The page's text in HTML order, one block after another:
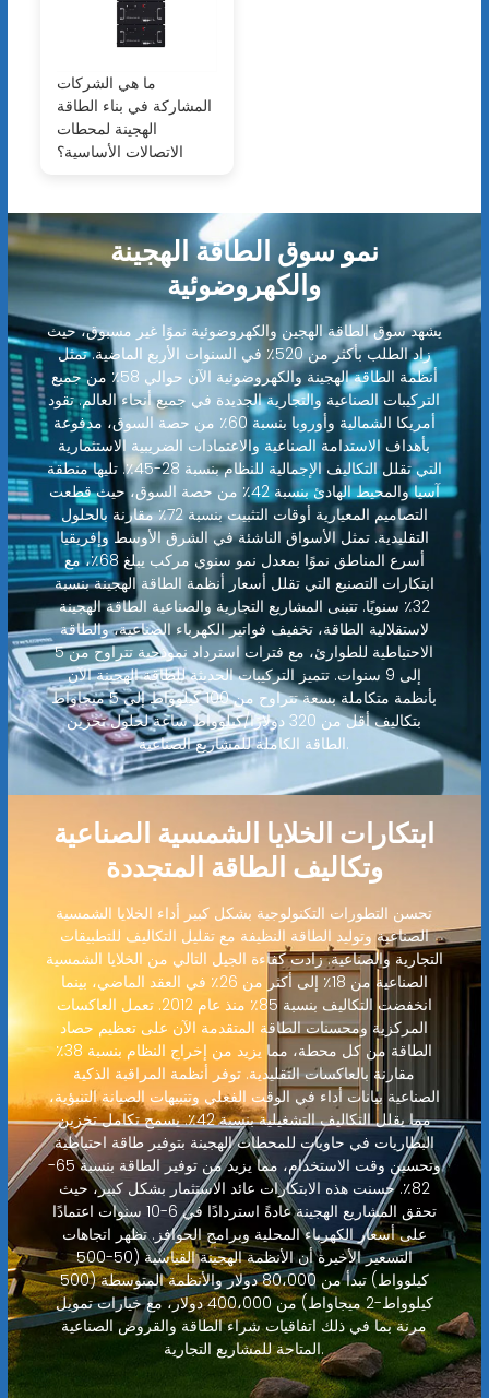
ما هي الشركات
المشاركة في بناء الطاقة
الهجينة لمحطات
الاتصالات الأساسية؟
نمو سوق الطاقة الهجينة
والكهروضوئية
يشهد سوق الطاقة الهجين والكهروضوئية نموًا غير مسبوق، حيث
زاد الطلب بأكثر من 520٪ في السنوات الأربع الماضية. تمثل
أنظمة الطاقة الهجينة والكهروضوئية الآن حوالي 58٪ من جميع
التركيبات الصناعية والتجارية الجديدة في جميع أنحاء العالم. تقود
أمريكا الشمالية وأوروبا بنسبة 60٪ من حصة السوق، مدفوعة
بأهداف الاستدامة الصناعية والاعتمادات الضريبية الاستثمارية
التي تقلل التكاليف الإجمالية للنظام بنسبة 28-45٪. تليها منطقة
آسيا والمحيط الهادئ بنسبة 42٪ من حصة السوق، حيث قطعت
التصاميم المعيارية أوقات التثبيت بنسبة 72٪ مقارنة بالحلول
التقليدية. تمثل الأسواق الناشئة في الشرق الأوسط وإفريقيا
أسرع المناطق نموًا بمعدل نمو سنوي مركب يبلغ 68٪، مع
ابتكارات التصنيع التي تقلل أسعار أنظمة الطاقة الهجينة بنسبة
32٪ سنويًا. تتبنى المشاريع التجارية والصناعية الطاقة الهجينة
لاستقلالية الطاقة، تخفيف فواتير الكهرباء الصناعية، والطاقة
الاحتياطية للطوارئ، مع فترات استرداد نموذجية تتراوح من 5
إلى 9 سنوات. تتميز التركيبات الحديثة للطاقة الهجينة الآن
بأنظمة متكاملة بسعة تتراوح من 100 كيلوواط إلى 5 ميجاواط
بتكاليف أقل من 320 دولارًا/كيلوواط ساعة لحلول تخزين
الطاقة الكاملة للمشاريع الصناعية.
ابتكارات الخلايا الشمسية الصناعية
وتكاليف الطاقة المتجددة
تحسن التطورات التكنولوجية بشكل كبير أداء الخلايا الشمسية
الصناعية وتوليد الطاقة النظيفة مع تقليل التكاليف للتطبيقات
التجارية والصناعية. زادت كفاءة الجيل التالي من الخلايا الشمسية
الصناعية من 18٪ إلى أكثر من 26٪ في العقد الماضي، بينما
انخفضت التكاليف بنسبة 85٪ منذ عام 2012. تعمل العاكسات
المركزية ومحسنات الطاقة المتقدمة الآن على تعظيم حصاد
الطاقة من كل محطة، مما يزيد من إخراج النظام بنسبة 38٪
مقارنة بالعاكسات التقليدية. توفر أنظمة المراقبة الذكية
الصناعية بيانات أداء في الوقت الفعلي وتنبيهات الصيانة التنبؤية،
مما يقلل التكاليف التشغيلية بنسبة 42٪. يسمح تكامل تخزين
البطاريات في حاويات للمحطات الهجينة بتوفير طاقة احتياطية
وتحسين وقت الاستخدام، مما يزيد من توفير الطاقة بنسبة 65-
82٪. حسنت هذه الابتكارات عائد الاستثمار بشكل كبير، حيث
تحقق المشاريع الهجينة عادةً استردادًا في 6-10 سنوات اعتمادًا
على أسعار الكهرباء المحلية وبرامج الحوافز. تظهر اتجاهات
التسعير الأخيرة أن الأنظمة الهجينة القياسية (50-500
كيلوواط) تبدأ من 80،000 دولار والأنظمة المتوسطة (500
كيلوواط-2 ميجاواط) من 400،000 دولار، مع خيارات تمويل
مرنة بما في ذلك اتفاقيات شراء الطاقة والقروض الصناعية
المتاحة للمشاريع التجارية.